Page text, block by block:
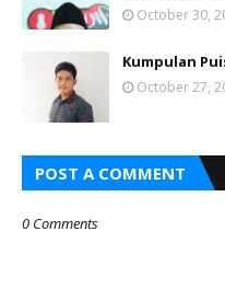
October 30,
Kumpulan
October 27,
POST A COMMENT
0 Comments